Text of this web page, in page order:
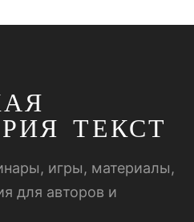
ТЕКСТ
игры, материалы,
для авторов и